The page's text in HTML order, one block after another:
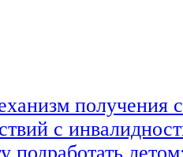
получения
с